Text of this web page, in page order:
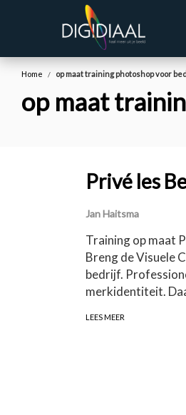
Home op maat training photoshop voor
op maat
Privé les
Jan Haitsma
Training op maat
Breng de Visuele
bedrijf.
merkidentiteit.
LEES MEER